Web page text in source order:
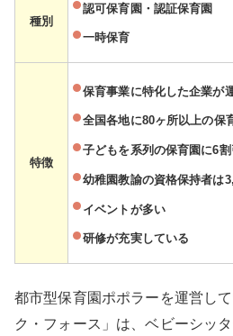
種別
認可保育園・認証保育園
一時保育
特徴
保育事業に特化した企業が
全国各地に80ヶ所以上の保
子どもを系列の保育園に6
幼稚園教諭の資格保持者は
イベントが多い
研修が充実している
都市型保育園ポポラーを運営し
ク・フォース」は、ベビーシッ